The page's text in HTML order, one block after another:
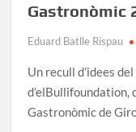
Gastronòmic
Eduard Batlle Rispau
Un recull d’idees
d’elBullifoundation,
Gastronòmic de